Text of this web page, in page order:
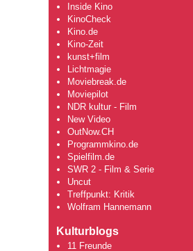
Inside Kino
KinoCheck
Kino.de
Kino-Zeit
kunst+film
Lichtmagie
Moviebreak.de
Moviepilot
NDR kultur - Film
New Video
OutNow.CH
Programmkino.de
Spielfilm.de
SWR 2 - Film & Serie
Uncut
Treffpunkt: Kritik
Wolfram Hannemann
Kulturblogs
11 Freunde